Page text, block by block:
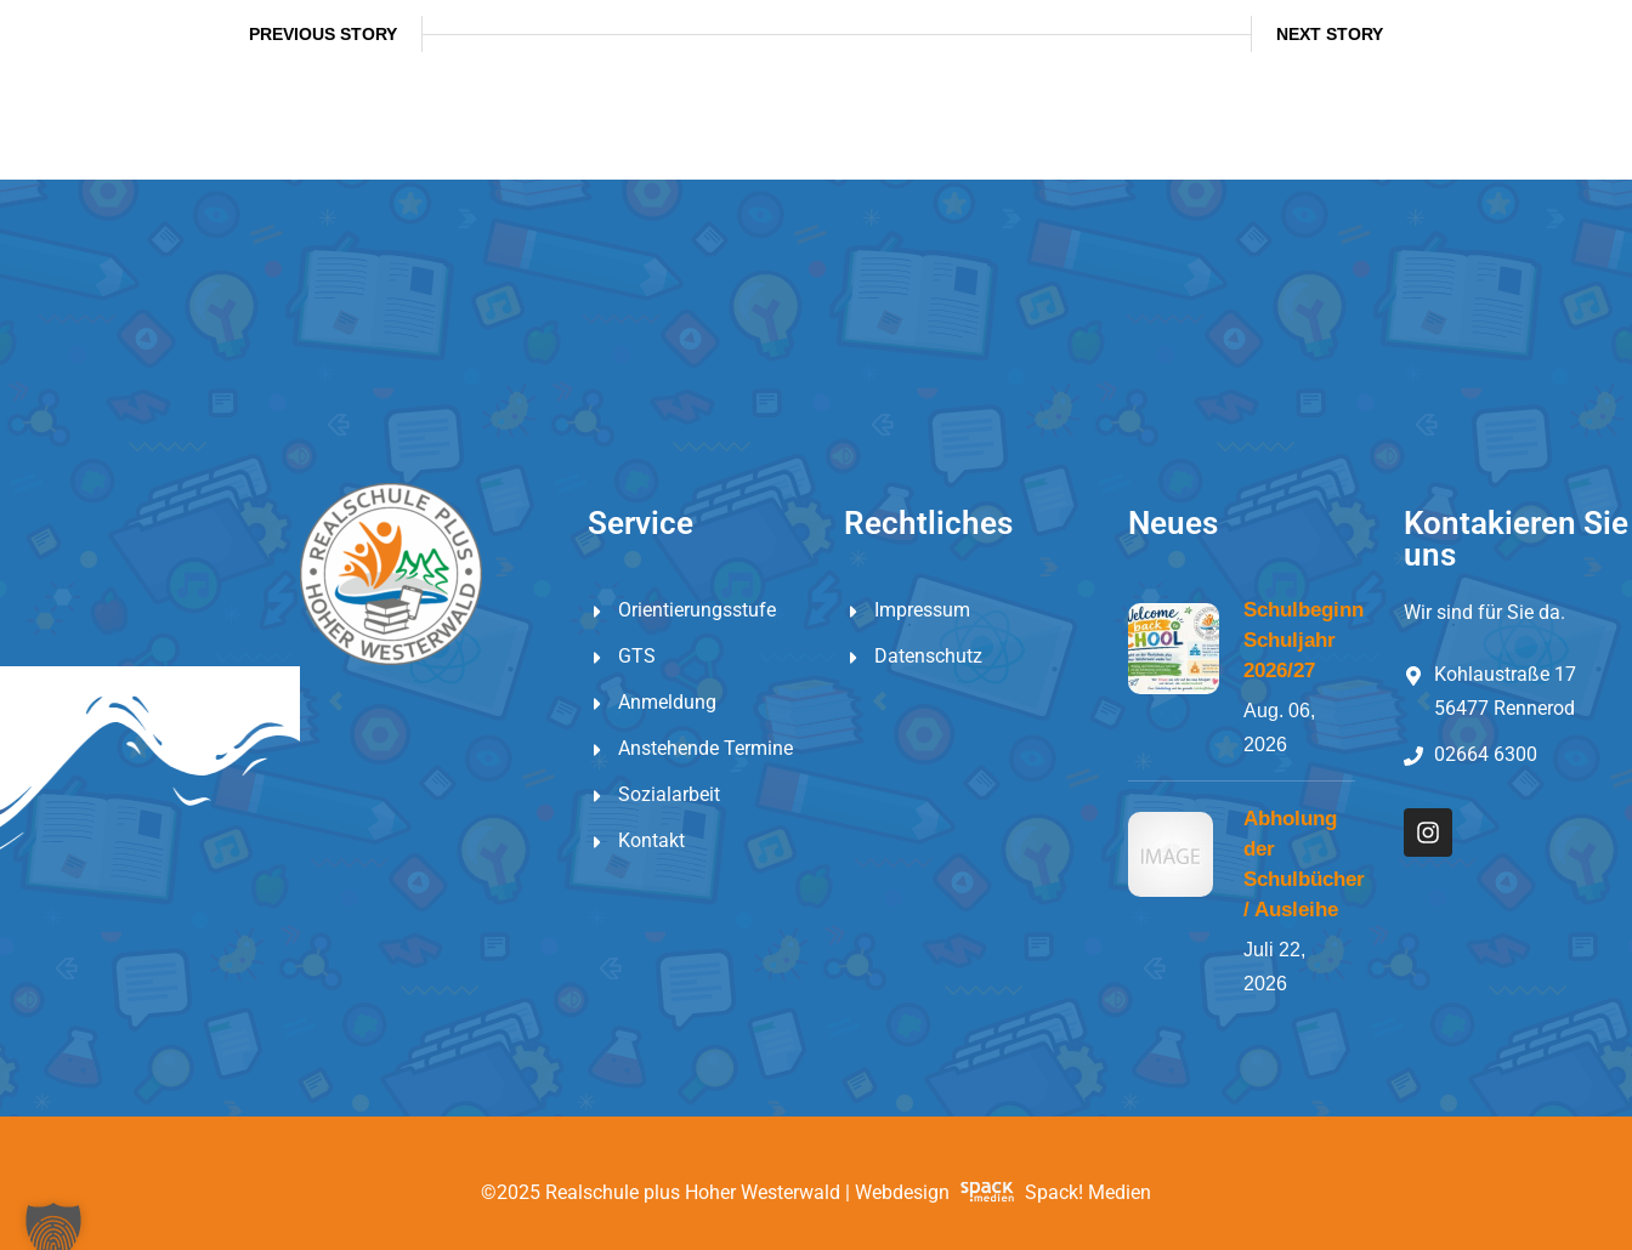
PREVIOUS STORY NEXT STORY
Service
Orientierungsstufe
GTS
Anmeldung
Anstehende Termine
Sozialarbeit
Kontakt
Rechtliches
Impressum
Datenschutz
Neues
Schulbeginn
Schuljahr
2026/27
Aug. 06,
2026
Abholung
der
Schulbücher
/ Ausleihe
Juli 22,
2026
Kontakieren Sie
uns
Wir sind für Sie da.
Kohlaustraße 17
56477 Rennerod
02664 6300
©2025 Realschule plus Hoher Westerwald | Webdesign Spack! Medien